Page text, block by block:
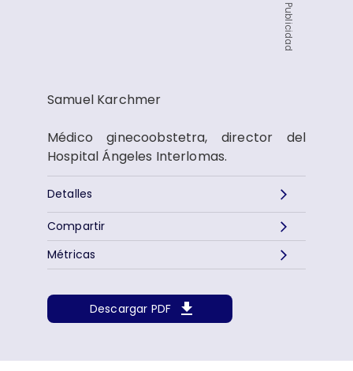
Publicidad
Samuel Karchmer
Médico ginecoobstetra, director del
Hospital Ángeles Interlomas.
Detalles
Descargar PDF
Métricas
Compartir